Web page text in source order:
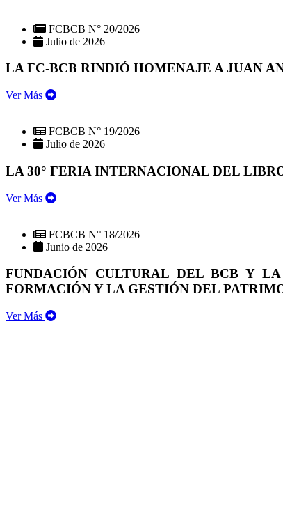
FCBCB N° 20/2026
Julio de 2026
LA FC-BCB RINDIÓ HOMENAJE A JUAN
Ver Más
FCBCB N° 19/2026
Julio de 2026
LA 30° FERIA INTERNACIONAL DEL
Ver Más
FCBCB N° 18/2026
Junio de 2026
FUNDACIÓN CULTURAL DEL BCB Y
FORMACIÓN Y LA GESTIÓN DEL
Ver Más